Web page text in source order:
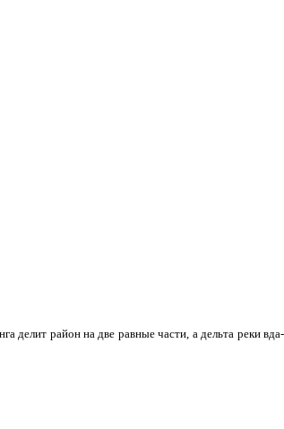
делит район на две равные части, а дельта реки вда­